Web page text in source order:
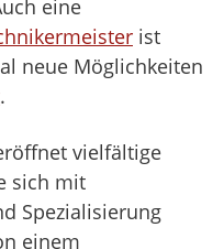
eine
ist
neue Möglichkeiten
.
vielfältige
sich mit
Spezialisierung
einem